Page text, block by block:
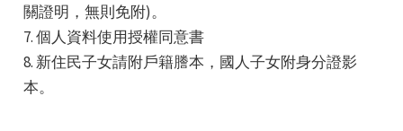
關證明，無則免附)。
7. 個人資料使用授權同意書
8. 新住民子女請附戶籍謄本，國人子女附身分證影
本。